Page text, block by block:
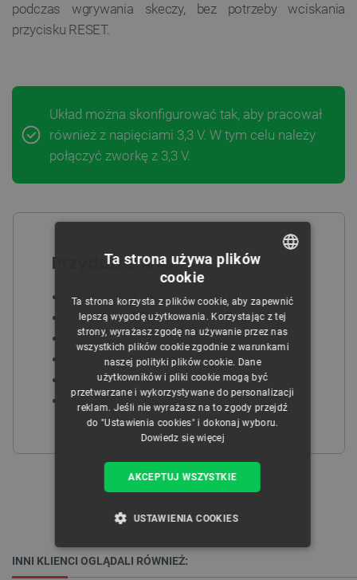
podczas wgrywania skeczy, bez potrzeby wciskania
przycisku RESET.
Układ można skonfigurować tak, aby pracował
również z napięciami 3,3 V. W tym celu należy
połączyć zworkę z 3,3 V.
Przydatne linki
Strona producenta: SparkFun BOB-13263
Sterowniki FTDI
Pliki projektowe w serwisie GitHub
Dokumentacja układu FT231
Schemat modułu
Pliki programu Eagle
INNI KLIENCI OGLĄDALI RÓWNIEŻ:
CZECH
ENGLISH
GERMAN
Ta strona używa plików
cookie
Ta strona korzysta z plików cookie, aby zapewnić
lepszą wygodę użytkowania. Korzystając z tej
strony, wyrażasz zgodę na używanie przez nas
wszystkich plików cookie zgodnie z warunkami
naszej polityki plików cookie. Dane
użytkowników i pliki cookie mogą być
przetwarzane i wykorzystywane do personalizacji
reklam. Jeśli nie wyrażasz na to zgody przejdź
do "Ustawienia cookies" i dokonaj wyboru.
Dowiedz się więcej
AKCEPTUJ WSZYSTKIE
USTAWIENIA COOKIES
NIEZBĘDNE